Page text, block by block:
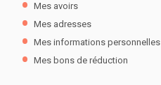
Mes avoirs
Mes adresses
Mes informations personnelles
Mes bons de réduction